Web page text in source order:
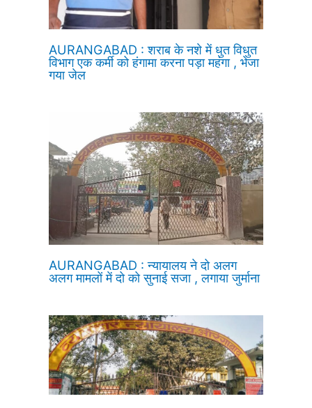
AURANGABAD : शराब के नशे में धुत विधुत
विभाग एक कर्मी को हंगामा करना पड़ा महंगा , भेजा
गया जेल
AURANGABAD : न्यायालय ने दो अलग
अलग मामलों में दो को सुनाई सजा , लगाया जुर्माना